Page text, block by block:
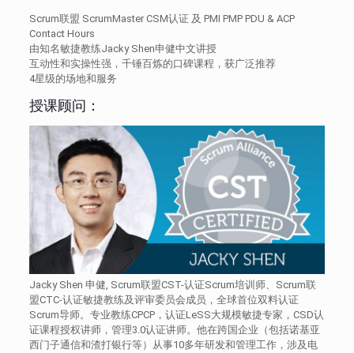
Scrum联盟 ScrumMaster CSM认证 及 PMI PMP PDU & ACP
Contact Hours
由知名敏捷教练Jacky Shen申健中文讲授
互动性和实操性强，千锤百炼的口碑课程，获广泛推荐
4星级的场地和服务
授课顾问：
Jacky Shen 申健, Scrum联盟CST-认证Scrum培训师、Scrum联
盟CTC-认证敏捷教练及评审委员会成员，全球首位双料认证
Scrum导师。专业教练CPCP，认证LeSS大规模敏捷专家，CSD认
证课程授权讲师，管理3.0认证讲师。他在跨国企业（包括诺基亚
西门子通信和渣打银行等）从事10多年研发和管理工作，涉及电